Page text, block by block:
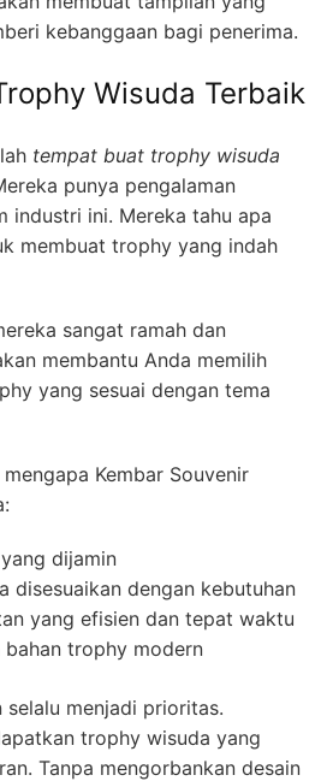
kebanggaan bagi penerima.
Wisuda Terbaik
tempat buat trophy wisuda
punya pengalaman
industri ini. Mereka tahu apa
membuat trophy yang indah
sangat ramah dan
membantu Anda memilih
yang sesuai dengan tema
Kembar Souvenir
dijamin
disesuaikan dengan kebutuhan
yang efisien dan tepat waktu
bahan trophy modern
selalu menjadi prioritas.
trophy wisuda yang
Tanpa mengorbankan desain